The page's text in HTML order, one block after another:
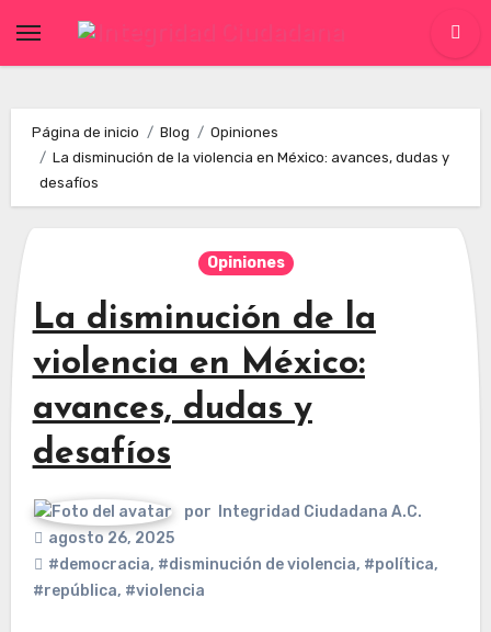
Página de inicio Blog
Opiniones
La disminución de la violencia en México: avances, dudas y
desafíos
Opiniones
La disminución de la
violencia en México:
avances, dudas y
desafíos
por
Integridad Ciudadana A.C.
agosto 26, 2025
#democracia, #disminución de violencia, #política,
#república, #violencia